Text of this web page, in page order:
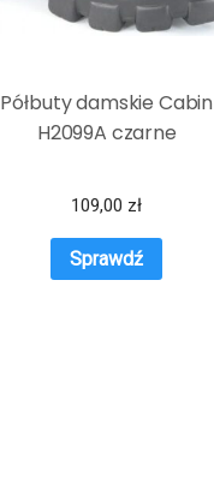
Półbuty damskie Cabin
H2099A czarne
109,00 zł
Sprawdź